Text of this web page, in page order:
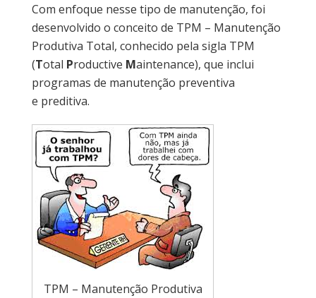
Com enfoque nesse tipo de manutenção, foi
desenvolvido o conceito de TPM – Manutenção
Produtiva Total, conhecido pela sigla TPM
(Total Productive Maintenance), que inclui
programas de manutenção preventiva
e preditiva.
TPM – Manutenção Produtiva